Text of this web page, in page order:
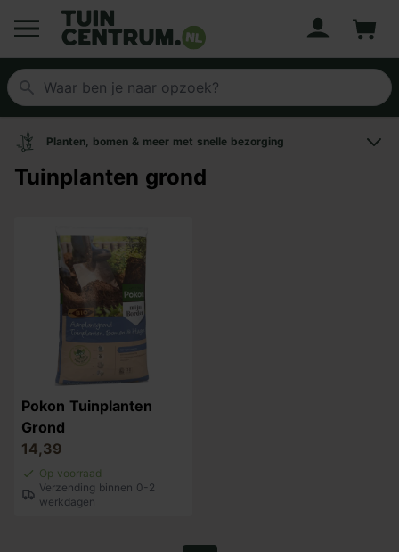
Logo Tuincentrum.nl
Planten, bomen & meer met snelle bezorging
Tuinplanten grond
Pokon Tuinplanten
Grond
14,39
Op voorraad
Verzending binnen 0-2
werkdagen